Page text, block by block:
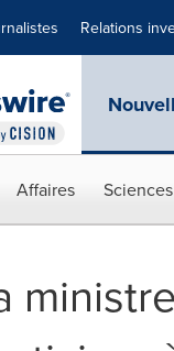
Relations
Affaires